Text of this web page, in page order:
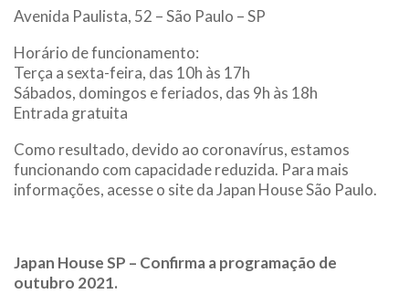
Avenida Paulista, 52 – São Paulo – SP
Horário de funcionamento:
Terça a sexta-feira, das 10h às 17h
Sábados, domingos e feriados, das 9h às 18h
Entrada gratuita
Como resultado, devido ao coronavírus, estamos
funcionando com capacidade reduzida. Para mais
informações, acesse o site da Japan House São Paulo.
Japan House SP – Confirma a programação de
outubro 2021.